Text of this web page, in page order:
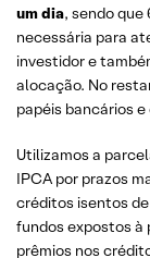
um dia, sendo que
necessária para
investidor e
alocação. No
papéis bancários
Utilizamos a
IPCA por prazos
créditos isentos
fundos expostos à
prêmios nos